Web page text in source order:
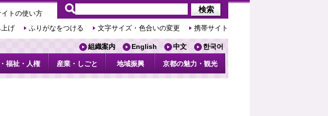
イトの使い方
げ
ふりがなをつける 文字サイズ・色合いの変更 携帯サイト
組織案内 English 中文 한국어
福祉・人権 産業・しごと 地域振興 京都の魅力・観光